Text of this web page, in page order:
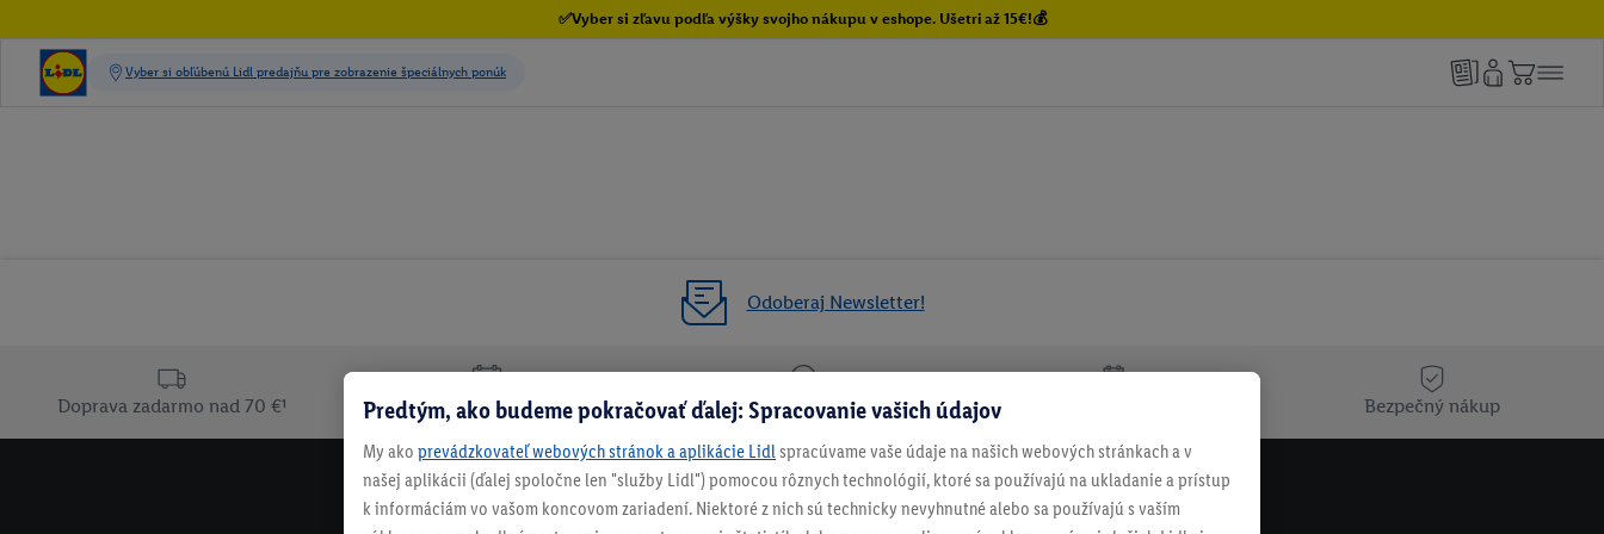
✅Vyber si zľavu podľa výšky svojho nákupu v eshope. Ušetri až 15€!💰
Odoberaj Newsletter!
Doprava zadarmo nad 70 €¹ 30 dní na vrátenie Vrátenie zadarmo Bezpečný nákup
NEWSLETTER
NEZMEŠKAJ NAŠE AKCIE!
Predtým, ako budeme pokračovať ďalej: Spracovanie vašich údajov
My ako prevádzkovateľ webových stránok a aplikácie Lidl spracúvame vaše údaje na našich webových stránkach a v
našej aplikácii (ďalej spoločne len "služby Lidl") pomocou rôznych technológií, ktoré sa používajú na ukladanie a prístup
k informáciám vo vašom koncovom zariadení. Niektoré z nich sú technicky nevyhnutné alebo sa používajú s vaším